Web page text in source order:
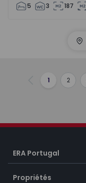
5 3 187
Précédent
1 2
ERA Portugal
Propriétés